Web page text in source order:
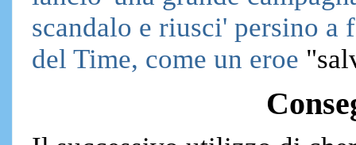
scandalo e riusci' persino a
del Time, come un eroe